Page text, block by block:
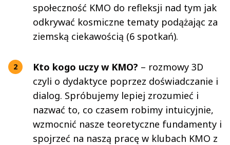
społeczność KMO do refleksji nad tym jak
odkrywać kosmiczne tematy podążając za
ziemską ciekawością (6 spotkań).
Kto kogo uczy w KMO? – rozmowy 3D
czyli o dydaktyce poprzez doświadczanie i
dialog. Spróbujemy lepiej zrozumieć i
nazwać to, co czasem robimy intuicyjnie,
wzmocnić nasze teoretyczne fundamenty i
spojrzeć na naszą pracę w klubach KMO z